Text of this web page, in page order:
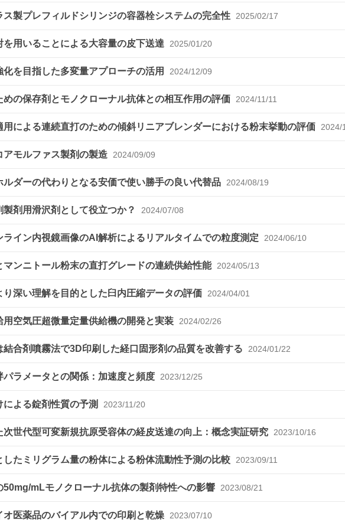
製プレフィルドシリンジの容器栓システムの完全性 2025/02/17
用いることによる大容量の皮下送達 2025/01/20
を目指した多変量アプローチの活用 2024/12/09
の保存剤とモノクローナル抗体との相互作用の評価 2024/11/11
による連続直打のための傾斜リニアブレンダーにおける粉末挙動の評価 2024/
モルファス製剤の製造 2024/09/09
ダーの代わりとなる安価で使い勝手の良い代替品 2024/08/19
剤用滑沢剤として役立つか？ 2024/07/08
イン内視鏡画像のAI解析によるリアルタイムでの粒度測定 2024/06/10
ンニトール粉末の直打グレードの連続供給性能 2024/05/13
深い理解を目的とした臼内圧縮データの評価 2024/04/01
空気圧超微量定量供給機の開発と実装 2024/02/26
合剤噴霧法で3D印刷した経口固形剤の品質を改善する 2024/01/22
ラメータとの関係：加速度と頻度 2023/12/25
よる錠剤性質の予測 2023/11/20
世代型可変新規抗原受容体の経皮送達の向上：概念実証研究 2023/10/16
たミリグラム量の粉体による粉体流動性予測の比較 2023/09/11
mLモノクローナル抗体の製剤特性への影響 2023/08/21
医薬品のバイアル内での印刷と乾燥 2023/07/10